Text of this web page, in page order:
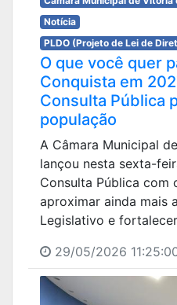
Notícia
PLDO (Projeto de Lei de
O que você quer
Conquista em
Consulta Pública
população
A Câmara Municipal
lançou nesta sexta-
Consulta Pública com
aproximar ainda mais
Legislativo e
29/05/2026